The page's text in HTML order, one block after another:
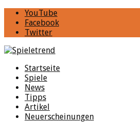
YouTube
Facebook
Twitter
Startseite
Spiele
News
Tipps
Artikel
Neuerscheinungen